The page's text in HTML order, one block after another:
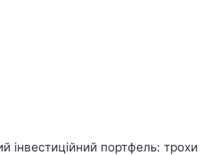
інвестиційний портфель: трохи